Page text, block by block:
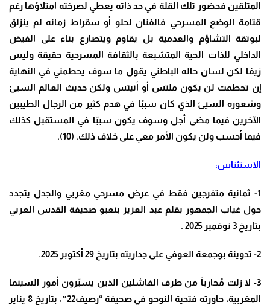
المتلقين فحضور تلك القلة في حد ذاته يعطي لصرخته امتلاؤها رغم
قتامة الوضع المسرحي فالفنان لحلو أو سقراط زمانه لم ينزلق
لبوتقة التشاؤم والعدمية بل يقاوم ويتصارع بناء على الفيض
الداخلي للذات الحية المتشبعة بالثقافة المسرحية حقيقة وليس
زيفا لكن لسان حاله الباطني يقول ما سوف يحطمني في النهاية
إن تحطمت لن يكون ملتس أو أنيتس ولكن حديث العالم السيئ
وشعوره السيئ الذي كان سببًا في هدم كثير من الرجال الطيبين
الآخرين فيما مضى أجل وسوف يكون سببًا في المستقبل كذلك
فيما أحسب ولن يكون الأمر معي على خلاف ذلك. (10).
الاستئناس:
1- ثمانية متفرجين فقط في عرض مسرحي مغربي والجدل يتجدد
حول غياب الجمهور بقلم عبد العزيز بنعبو صحيفة القدس العربي
بتاريخ 3 نوفمبر 2025 .
2- تدوينة بوجمعة العوفي على جداريته بتاريخ 29 أكتوبر 2025.
3- لا زلت مُحارباً من طرف الفاشلين الذين يسيّرون أمور السينما
المغربية، حاورته فتحية النوحو في صحيفة “رصيف22″، بتاريخ 8 يناير